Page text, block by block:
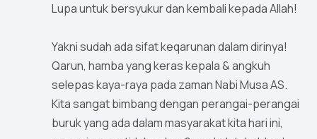
Lupa untuk bersyukur dan kembali kepada Allah!
Yakni sudah ada sifat keqarunan dalam dirinya!
Qarun, hamba yang keras kepala & angkuh
selepas kaya-raya pada zaman Nabi Musa AS.
Kita sangat bimbang dengan perangai-perangai
buruk yang ada dalam masyarakat kita hari ini,